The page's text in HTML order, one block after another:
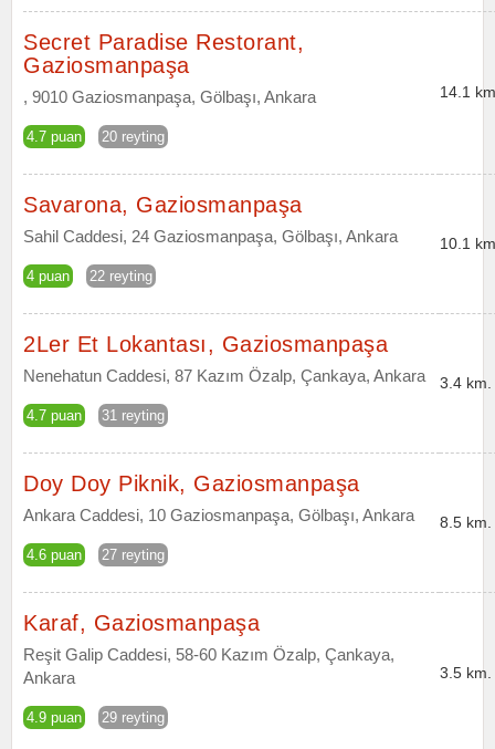
Secret Paradise Restorant,
Gaziosmanpaşa
, 9010 Gaziosmanpaşa, Gölbaşı, Ankara
4.7 puan 20 reyting
14.1
Savarona, Gaziosmanpaşa
Sahil Caddesi, 24 Gaziosmanpaşa, Gölbaşı, Ankara
4 puan 22 reyting
10.1
2Ler Et Lokantası, Gaziosmanpaşa
Nenehatun Caddesi, 87 Kazım Özalp, Çankaya, Ankara
4.7 puan 31 reyting
3.4 km.
Doy Doy Piknik, Gaziosmanpaşa
Ankara Caddesi, 10 Gaziosmanpaşa, Gölbaşı, Ankara
4.6 puan 27 reyting
8.5 km.
Karaf, Gaziosmanpaşa
Reşit Galip Caddesi, 58-60 Kazım Özalp, Çankaya,
Ankara
4.9 puan 29 reyting
3.5 km.